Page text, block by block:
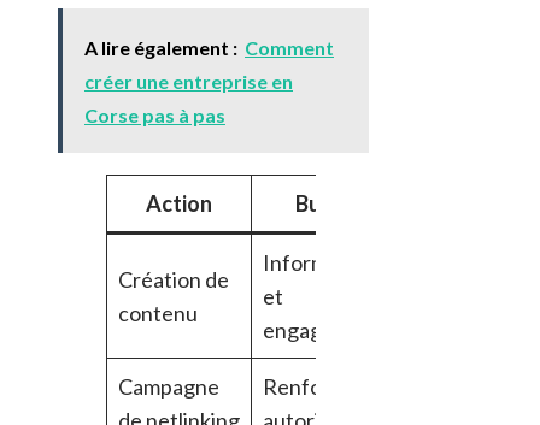
A lire également : Comment
créer une entreprise en
Corse pas à pas
Action But
Création de
contenu
Informer
et
engager
Campagne
Renforcer